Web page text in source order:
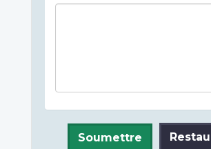
Soumettre